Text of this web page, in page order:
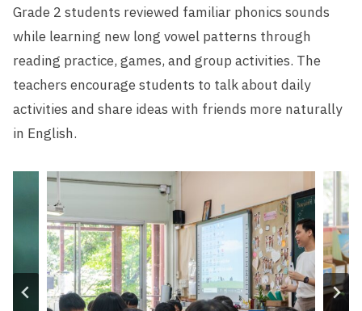
Grade 2 students reviewed familiar phonics sounds
while learning new long vowel patterns through
reading practice, games, and group activities. The
teachers encourage students to talk about daily
activities and share ideas with friends more naturally
in English.